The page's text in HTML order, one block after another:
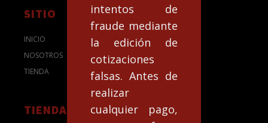
intentos de
fraude mediante
la edición de
cotizaciones
falsas. Antes de
realizar
cualquier pago,
SITIO
INICIO
NOSOTROS
TIENDA
TIENDA